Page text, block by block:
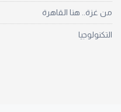
من غزة.. هنا القاهرة
التكنولوجيا